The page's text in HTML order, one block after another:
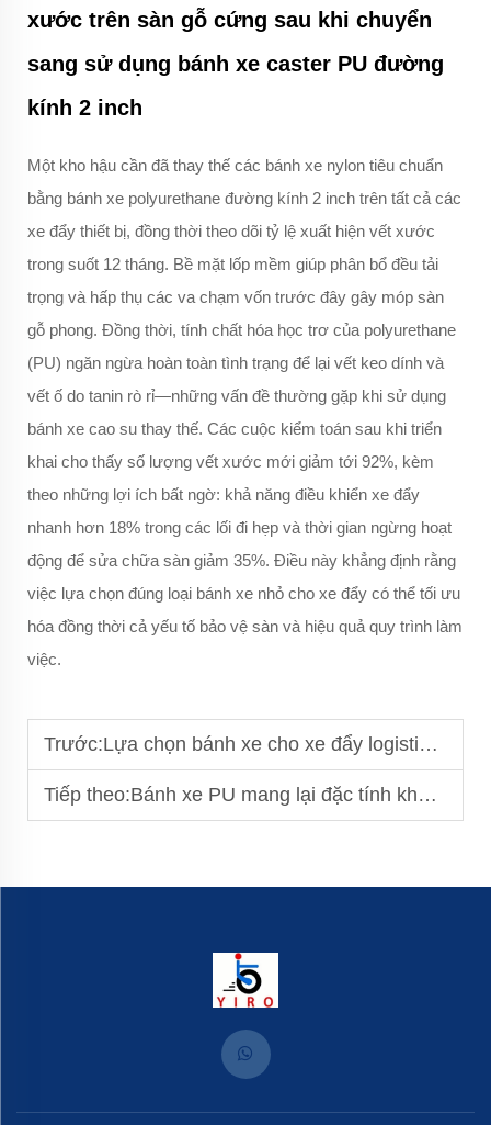
xước trên sàn gỗ cứng sau khi chuyển
sang sử dụng bánh xe caster PU đường
kính 2 inch
Một kho hậu cần đã thay thế các bánh xe nylon tiêu chuẩn
bằng bánh xe polyurethane đường kính 2 inch trên tất cả các
xe đẩy thiết bị, đồng thời theo dõi tỷ lệ xuất hiện vết xước
trong suốt 12 tháng. Bề mặt lốp mềm giúp phân bổ đều tải
trọng và hấp thụ các va chạm vốn trước đây gây móp sàn
gỗ phong. Đồng thời, tính chất hóa học trơ của polyurethane
(PU) ngăn ngừa hoàn toàn tình trạng để lại vết keo dính và
vết ố do tanin rò rỉ—những vấn đề thường gặp khi sử dụng
bánh xe cao su thay thế. Các cuộc kiểm toán sau khi triển
khai cho thấy số lượng vết xước mới giảm tới 92%, kèm
theo những lợi ích bất ngờ: khả năng điều khiển xe đẩy
nhanh hơn 18% trong các lối đi hẹp và thời gian ngừng hoạt
động để sửa chữa sàn giảm 35%. Điều này khẳng định rằng
việc lựa chọn đúng loại bánh xe nhỏ cho xe đẩy có thể tối ưu
hóa đồng thời cả yếu tố bảo vệ sàn và hiệu quả quy trình làm
việc.
Trước:Lựa chọn bánh xe cho xe đẩy logistics: Khả năng chịu tải là yếu tố quan trọng
Tiếp theo:Bánh xe PU mang lại đặc tính không để lại vết tuyệt vời, rất lý tưởng để bảo vệ các sàn vinyl và sàn laminate nhạy cảm.